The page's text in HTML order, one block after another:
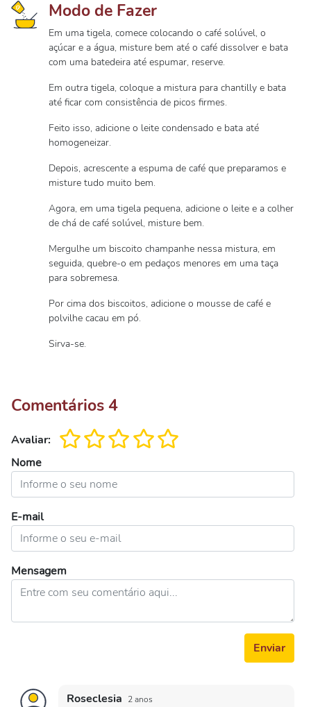
Modo de Fazer
Em uma tigela, comece colocando o café solúvel, o
açúcar e a água, misture bem até o café dissolver e bata
com uma batedeira até espumar, reserve.
Em outra tigela, coloque a mistura para chantilly e bata
até ficar com consistência de picos firmes.
Feito isso, adicione o leite condensado e bata até
homogeneizar.
Depois, acrescente a espuma de café que preparamos e
misture tudo muito bem.
Agora, em uma tigela pequena, adicione o leite e a colher
de chá de café solúvel, misture bem.
Mergulhe um biscoito champanhe nessa mistura, em
seguida, quebre-o em pedaços menores em uma taça
para sobremesa.
Por cima dos biscoitos, adicione o mousse de café e
polvilhe cacau em pó.
Sirva-se.
Comentários4
Avaliar:
Nome
E-mail
Mensagem
Enviar
Roseclesia 2 anos